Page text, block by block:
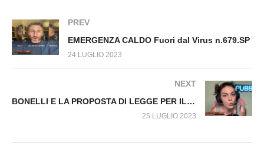
PREV
EMERGENZA CALDO Fuori dal Virus n.679.SP
24 LUGLIO 2023
NEXT
BONELLI E LA PROPOSTA DI LEGGE PER IL REATO DI NEGAZIONISMO. Fuori dal Virus n.682.SP
25 LUGLIO 2023